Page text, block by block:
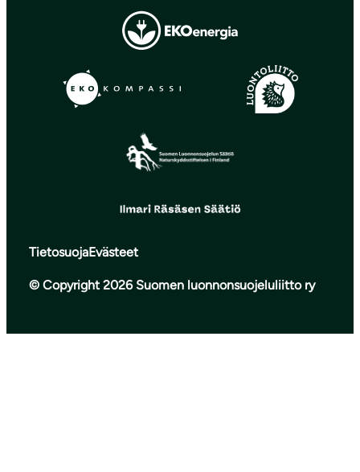
TietosuojaEvästeet
© Copyright 2026 Suomen luonnonsuojeluliitto ry